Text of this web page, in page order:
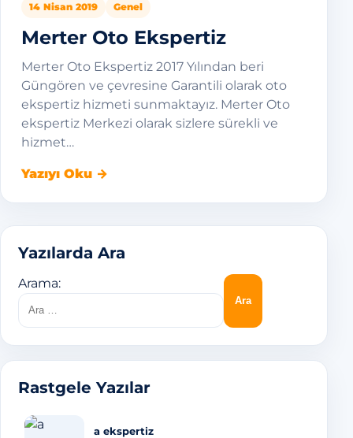
14 Nisan 2019 Genel
Merter Oto Ekspertiz
Merter Oto Ekspertiz 2017 Yılından beri
Güngören ve çevresine Garantili olarak oto
ekspertiz hizmeti sunmaktayız. Merter Oto
ekspertiz Merkezi olarak sizlere sürekli ve
hizmet…
Yazıyı Oku →
Yazılarda Ara
Arama:
Rastgele Yazılar
a ekspertiz